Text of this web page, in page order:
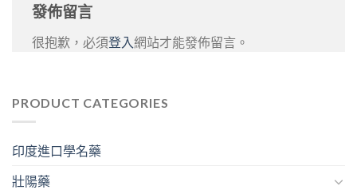
發佈留言
很抱歉，必須登入網站才能發佈留言。
PRODUCT CATEGORIES
印度進口學名藥
壯陽藥